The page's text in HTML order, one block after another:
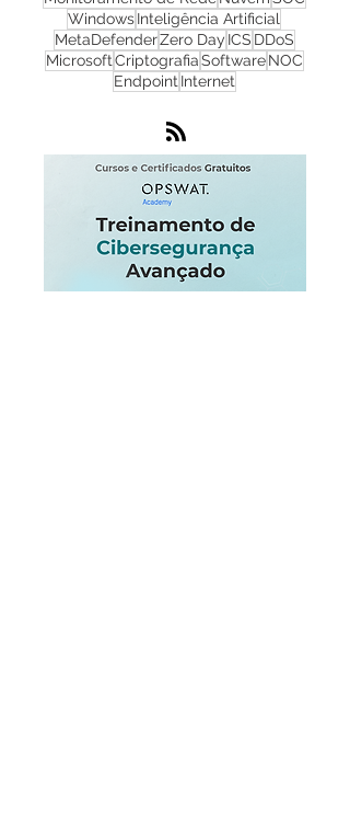
NGFWInfraestruturaDadosLGPDOT
PhishingFlowmonIAIoT
Monitoramento de RedeNuvemSOC
WindowsInteligência Artificial
MetaDefenderZero DayICS
EndpointInternet